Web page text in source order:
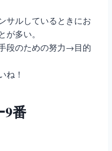
サルしているときにお
多い。
段のための努力→目的
ね！
9番